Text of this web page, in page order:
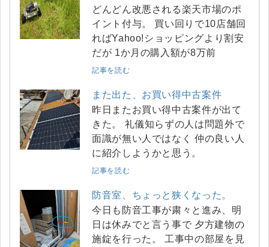
どんどん改悪される楽天市場のポ
イント付与。 買い回りで10店舗回
ればYahoo!ショッピングより割安
だが 1か月の購入額が8万前
記事を読む
また出た、お買い得中古案件
昨日またお買い得中古案件が出て
きた。 礼儀知らずの人は問題外で
面識が無い人ではなく 仲の良い人
に紹介しようかと思う。
記事を読む
防音室、ちょっと狭くなった。
今日も防音工事が粛々と進み、明
日は休みでと言う事で 夕方建物の
施錠を行った。 工事中の部屋を見